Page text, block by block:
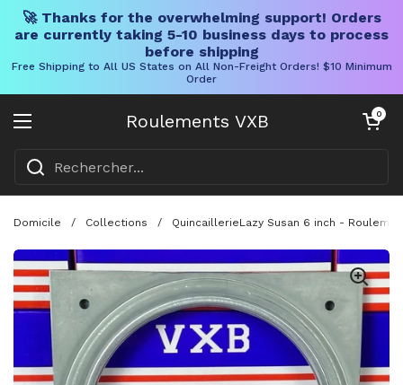
🚀 Thanks for the overwhelming support! Orders
are currently taking 5-10 business days to process
before shipping
Free Shipping to All US States on All Non-Freight Orders! $10 Minimum
Order
Roulements VXB
Ouvrir le menu
Chariot
0
Domicile / Collections / QuincaillerieLazy Susan 6 inch -